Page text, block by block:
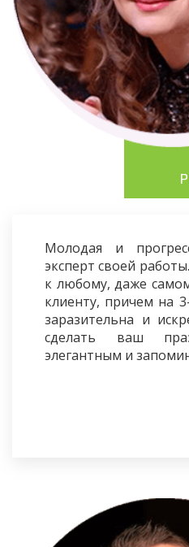
Молодая и
эксперт своей
к любому, даже
клиенту, причем на
заразительна и
сделать ваш
элегантным и